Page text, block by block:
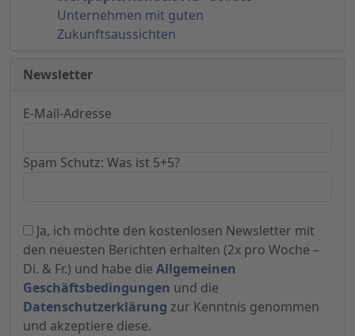
Unternehmen mit guten
Zukunftsaussichten
Newsletter
E-Mail-Adresse
Spam Schutz: Was ist 5+5?
Ja, ich möchte den kostenlosen Newsletter mit
den neuesten Berichten erhalten (2x pro Woche –
Di. & Fr.) und habe die Allgemeinen
Geschäftsbedingungen und die
Datenschutzerklärung zur Kenntnis genommen
und akzeptiere diese.